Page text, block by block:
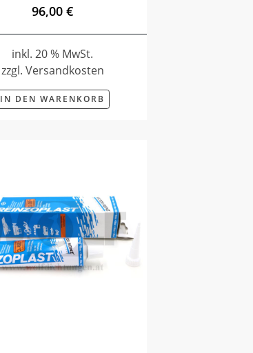
96,00 €
inkl. 20 % MwSt.
zzgl. Versandkosten
IN DEN WARENKORB